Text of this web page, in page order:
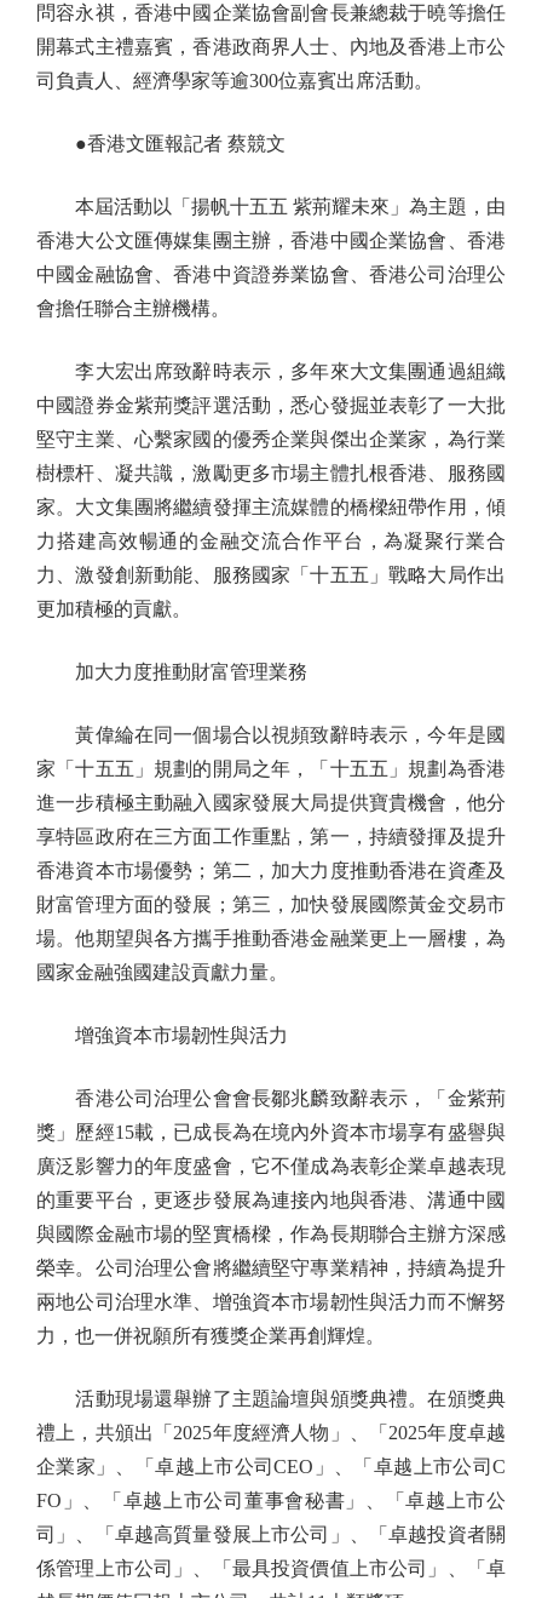
問容永祺，香港中國企業協會副會長兼總裁于曉等擔任
開幕式主禮嘉賓，香港政商界人士、內地及香港上市公
司負責人、經濟學家等逾300位嘉賓出席活動。
●香港文匯報記者 蔡競文
本屆活動以「揚帆十五五 紫荊耀未來」為主題，由
香港大公文匯傳媒集團主辦，香港中國企業協會、香港
中國金融協會、香港中資證券業協會、香港公司治理公
會擔任聯合主辦機構。
李大宏出席致辭時表示，多年來大文集團通過組織
中國證券金紫荊獎評選活動，悉心發掘並表彰了一大批
堅守主業、心繫家國的優秀企業與傑出企業家，為行業
樹標杆、凝共識，激勵更多市場主體扎根香港、服務國
家。大文集團將繼續發揮主流媒體的橋樑紐帶作用，傾
力搭建高效暢通的金融交流合作平台，為凝聚行業合
力、激發創新動能、服務國家「十五五」戰略大局作出
更加積極的貢獻。
加大力度推動財富管理業務
黃偉綸在同一個場合以視頻致辭時表示，今年是國
家「十五五」規劃的開局之年，「十五五」規劃為香港
進一步積極主動融入國家發展大局提供寶貴機會，他分
享特區政府在三方面工作重點，第一，持續發揮及提升
香港資本市場優勢；第二，加大力度推動香港在資產及
財富管理方面的發展；第三，加快發展國際黃金交易市
場。他期望與各方攜手推動香港金融業更上一層樓，為
國家金融強國建設貢獻力量。
增強資本市場韌性與活力
香港公司治理公會會長鄒兆麟致辭表示，「金紫荊
獎」歷經15載，已成長為在境內外資本市場享有盛譽與
廣泛影響力的年度盛會，它不僅成為表彰企業卓越表現
的重要平台，更逐步發展為連接內地與香港、溝通中國
與國際金融市場的堅實橋樑，作為長期聯合主辦方深感
榮幸。公司治理公會將繼續堅守專業精神，持續為提升
兩地公司治理水準、增強資本市場韌性與活力而不懈努
力，也一併祝願所有獲獎企業再創輝煌。
活動現場還舉辦了主題論壇與頒獎典禮。在頒獎典
禮上，共頒出「2025年度經濟人物」、「2025年度卓越
企業家」、「卓越上市公司CEO」、「卓越上市公司C
FO」、「卓越上市公司董事會秘書」、「卓越上市公
司」、「卓越高質量發展上市公司」、「卓越投資者關
係管理上市公司」、「最具投資價值上市公司」、「卓